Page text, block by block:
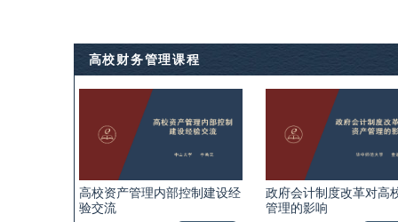
高校财务管理课程
高校资产管理内部控制建设经
验交流
政府会计制度改革对高
管理的影响